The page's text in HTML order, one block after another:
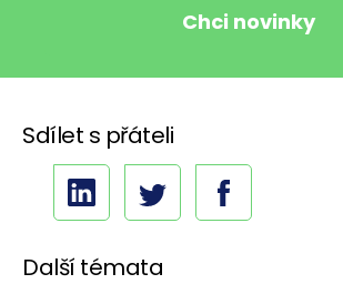
Sdílet s přáteli
Další témata